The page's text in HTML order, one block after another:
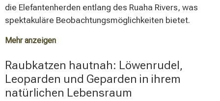
die Elefantenherden entlang des Ruaha Rivers, was
spektakuläre Beobachtungsmöglichkeiten bietet.
Mehr anzeigen
besondere ökologische Bedeutung als sogenannte
"Landschaftsarchitekten", da sie durch ihre Aktivitäten
die Vegetation maßgeblich beeinflussen und
Raubkatzen hautnah: Löwenrudel,
Leoparden und Geparden in ihrem
natürlichen Lebensraum